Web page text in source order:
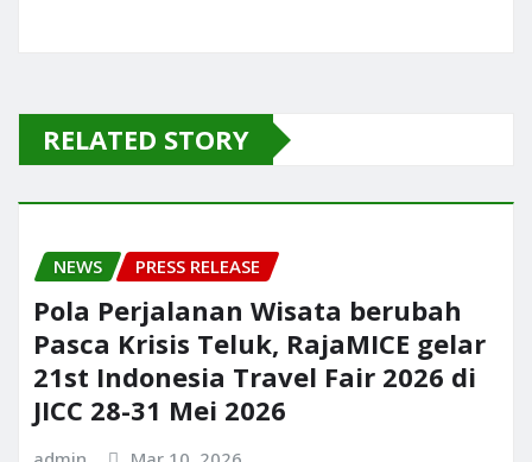
RELATED STORY
NEWS PRESS RELEASE
Pola Perjalanan Wisata berubah
Pasca Krisis Teluk, RajaMICE gelar
21st Indonesia Travel Fair 2026 di
JICC 28-31 Mei 2026